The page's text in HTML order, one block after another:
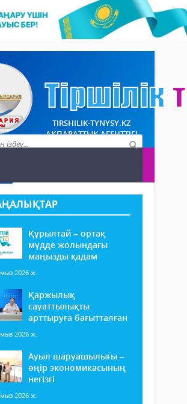
TIRSHILIK-TYNYSY.KZ
АҚПАРАТТЫҚ АГЕНТТІГІ
Құрылтай – ортақ
мүдде жолындағы
маңызды қадам
2026 ж.
Қаржылық
сауаттылықты
арттыруға бағытталған
2026 ж.
Ауыл шаруашылығы –
өңір экономикасының
негізгі
2026 ж.